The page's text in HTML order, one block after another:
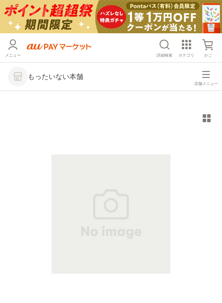
メニュー 詳細検索 カテゴリ かご
もったいない本舗
店舗メニュー